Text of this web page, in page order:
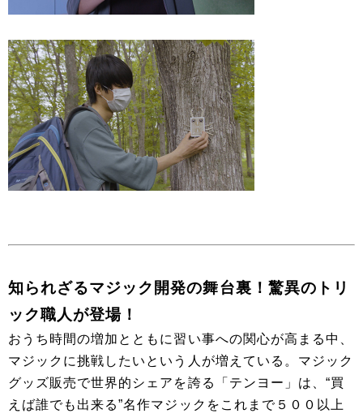
知られざるマジック開発の舞台裏！驚異のトリ
ック職人が登場！
おうち時間の増加とともに習い事への関心が高まる中、
マジックに挑戦したいという人が増えている。マジック
グッズ販売で世界的シェアを誇る「テンヨー」は、“買
えば誰でも出来る”名作マジックをこれまで５００以上